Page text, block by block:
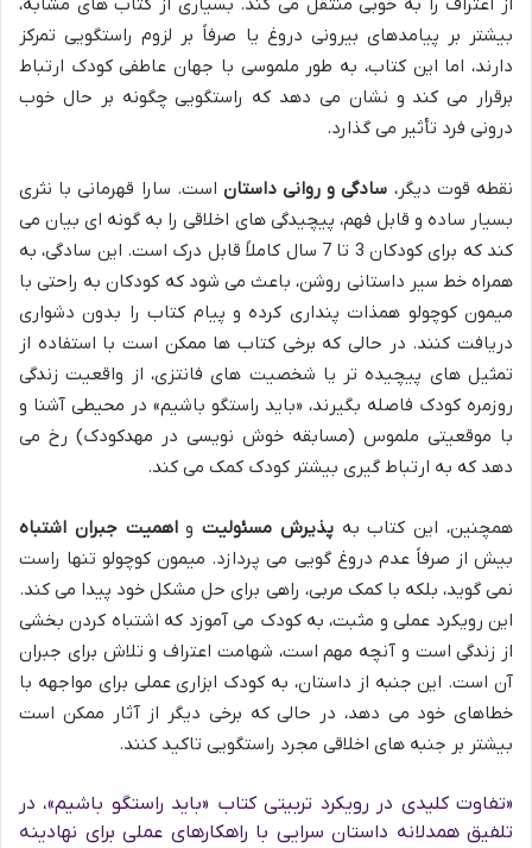
از اعتراف را به خوبی منتقل می کند. بسیاری از کتاب های مشابه،
بیشتر بر پیامدهای بیرونی دروغ یا صرفاً بر لزوم راستگویی تمرکز
دارند، اما این کتاب، به طور ملموسی با جهان عاطفی کودک ارتباط
برقرار می کند و نشان می دهد که راستگویی چگونه بر حال خوب
درونی فرد تأثیر می گذارد.
نقطه قوت دیگر، سادگی و روانی داستان است. سارا قهرمانی با نثری
بسیار ساده و قابل فهم، پیچیدگی های اخلاقی را به گونه ای بیان می
کند که برای کودکان 3 تا 7 سال کاملاً قابل درک است. این سادگی، به
همراه خط سیر داستانی روشن، باعث می شود که کودکان به راحتی با
میمون کوچولو همذات پنداری کرده و پیام کتاب را بدون دشواری
دریافت کنند. در حالی که برخی کتاب ها ممکن است با استفاده از
تمثیل های پیچیده تر یا شخصیت های فانتزی، از واقعیت زندگی
روزمره کودک فاصله بگیرند، «باید راستگو باشیم» در محیطی آشنا و
با موقعیتی ملموس (مسابقه خوش نویسی در مهدکودک) رخ می
دهد که به ارتباط گیری بیشتر کودک کمک می کند.
همچنین، این کتاب بهپذیرش مسئولیتواهمیت جبران اشتباه
بیش از صرفاً عدم دروغ گویی می پردازد. میمون کوچولو تنها راست
نمی گوید، بلکه با کمک مربی، راهی برای حل مشکل خود پیدا می کند.
این رویکرد عملی و مثبت، به کودک می آموزد که اشتباه کردن بخشی
از زندگی است و آنچه مهم است، شهامت اعتراف و تلاش برای جبران
آن است. این جنبه از داستان، به کودک ابزاری عملی برای مواجهه با
خطاهای خود می دهد، در حالی که برخی دیگر از آثار ممکن است
بیشتر بر جنبه های اخلاقی مجرد راستگویی تاکید کنند.
«تفاوت کلیدی در رویکرد تربیتی کتاب «باید راستگو باشیم»، در
تلفیق همدلانه داستان سرایی با راهکارهای عملی برای نهادینه